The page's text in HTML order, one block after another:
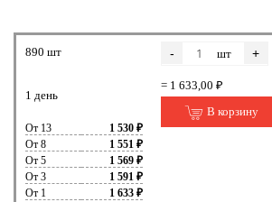
890 шт
1 день
От 13
1 530 ₽
От 8
1 551 ₽
От 5
1 569 ₽
От 3
1 591 ₽
От 1
1 633 ₽
- шт +
= 1 633,00 ₽
В корзину